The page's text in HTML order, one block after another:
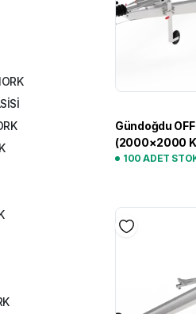
Gündoğdu
(2000×2000
100 ADET